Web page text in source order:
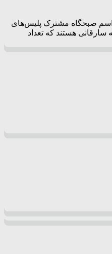
صبحگاه مشترک پلیس‌های
هستند که تعداد